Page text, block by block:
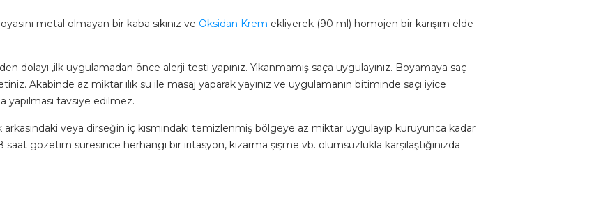
metal olmayan bir kaba sıkınız ve Oksidan Krem ekliyerek (90 ml) homojen bir karışım elde
dolayı ,ilk uygulamadan önce alerji testi yapınız. Yıkanmamış saça uygulayınız. Boyamaya saç
Akabinde az miktar ılık su ile masaj yaparak yayınız ve uygulamanın bitiminde saçı iyice
yapılması tavsiye edilmez.
arkasındaki veya dirseğin iç kısmındaki temizlenmiş bölgeye az miktar uygulayıp kuruyunca kadar
gözetim süresince herhangi bir iritasyon, kızarma şişme vb. olumsuzlukla karşılaştığınızda